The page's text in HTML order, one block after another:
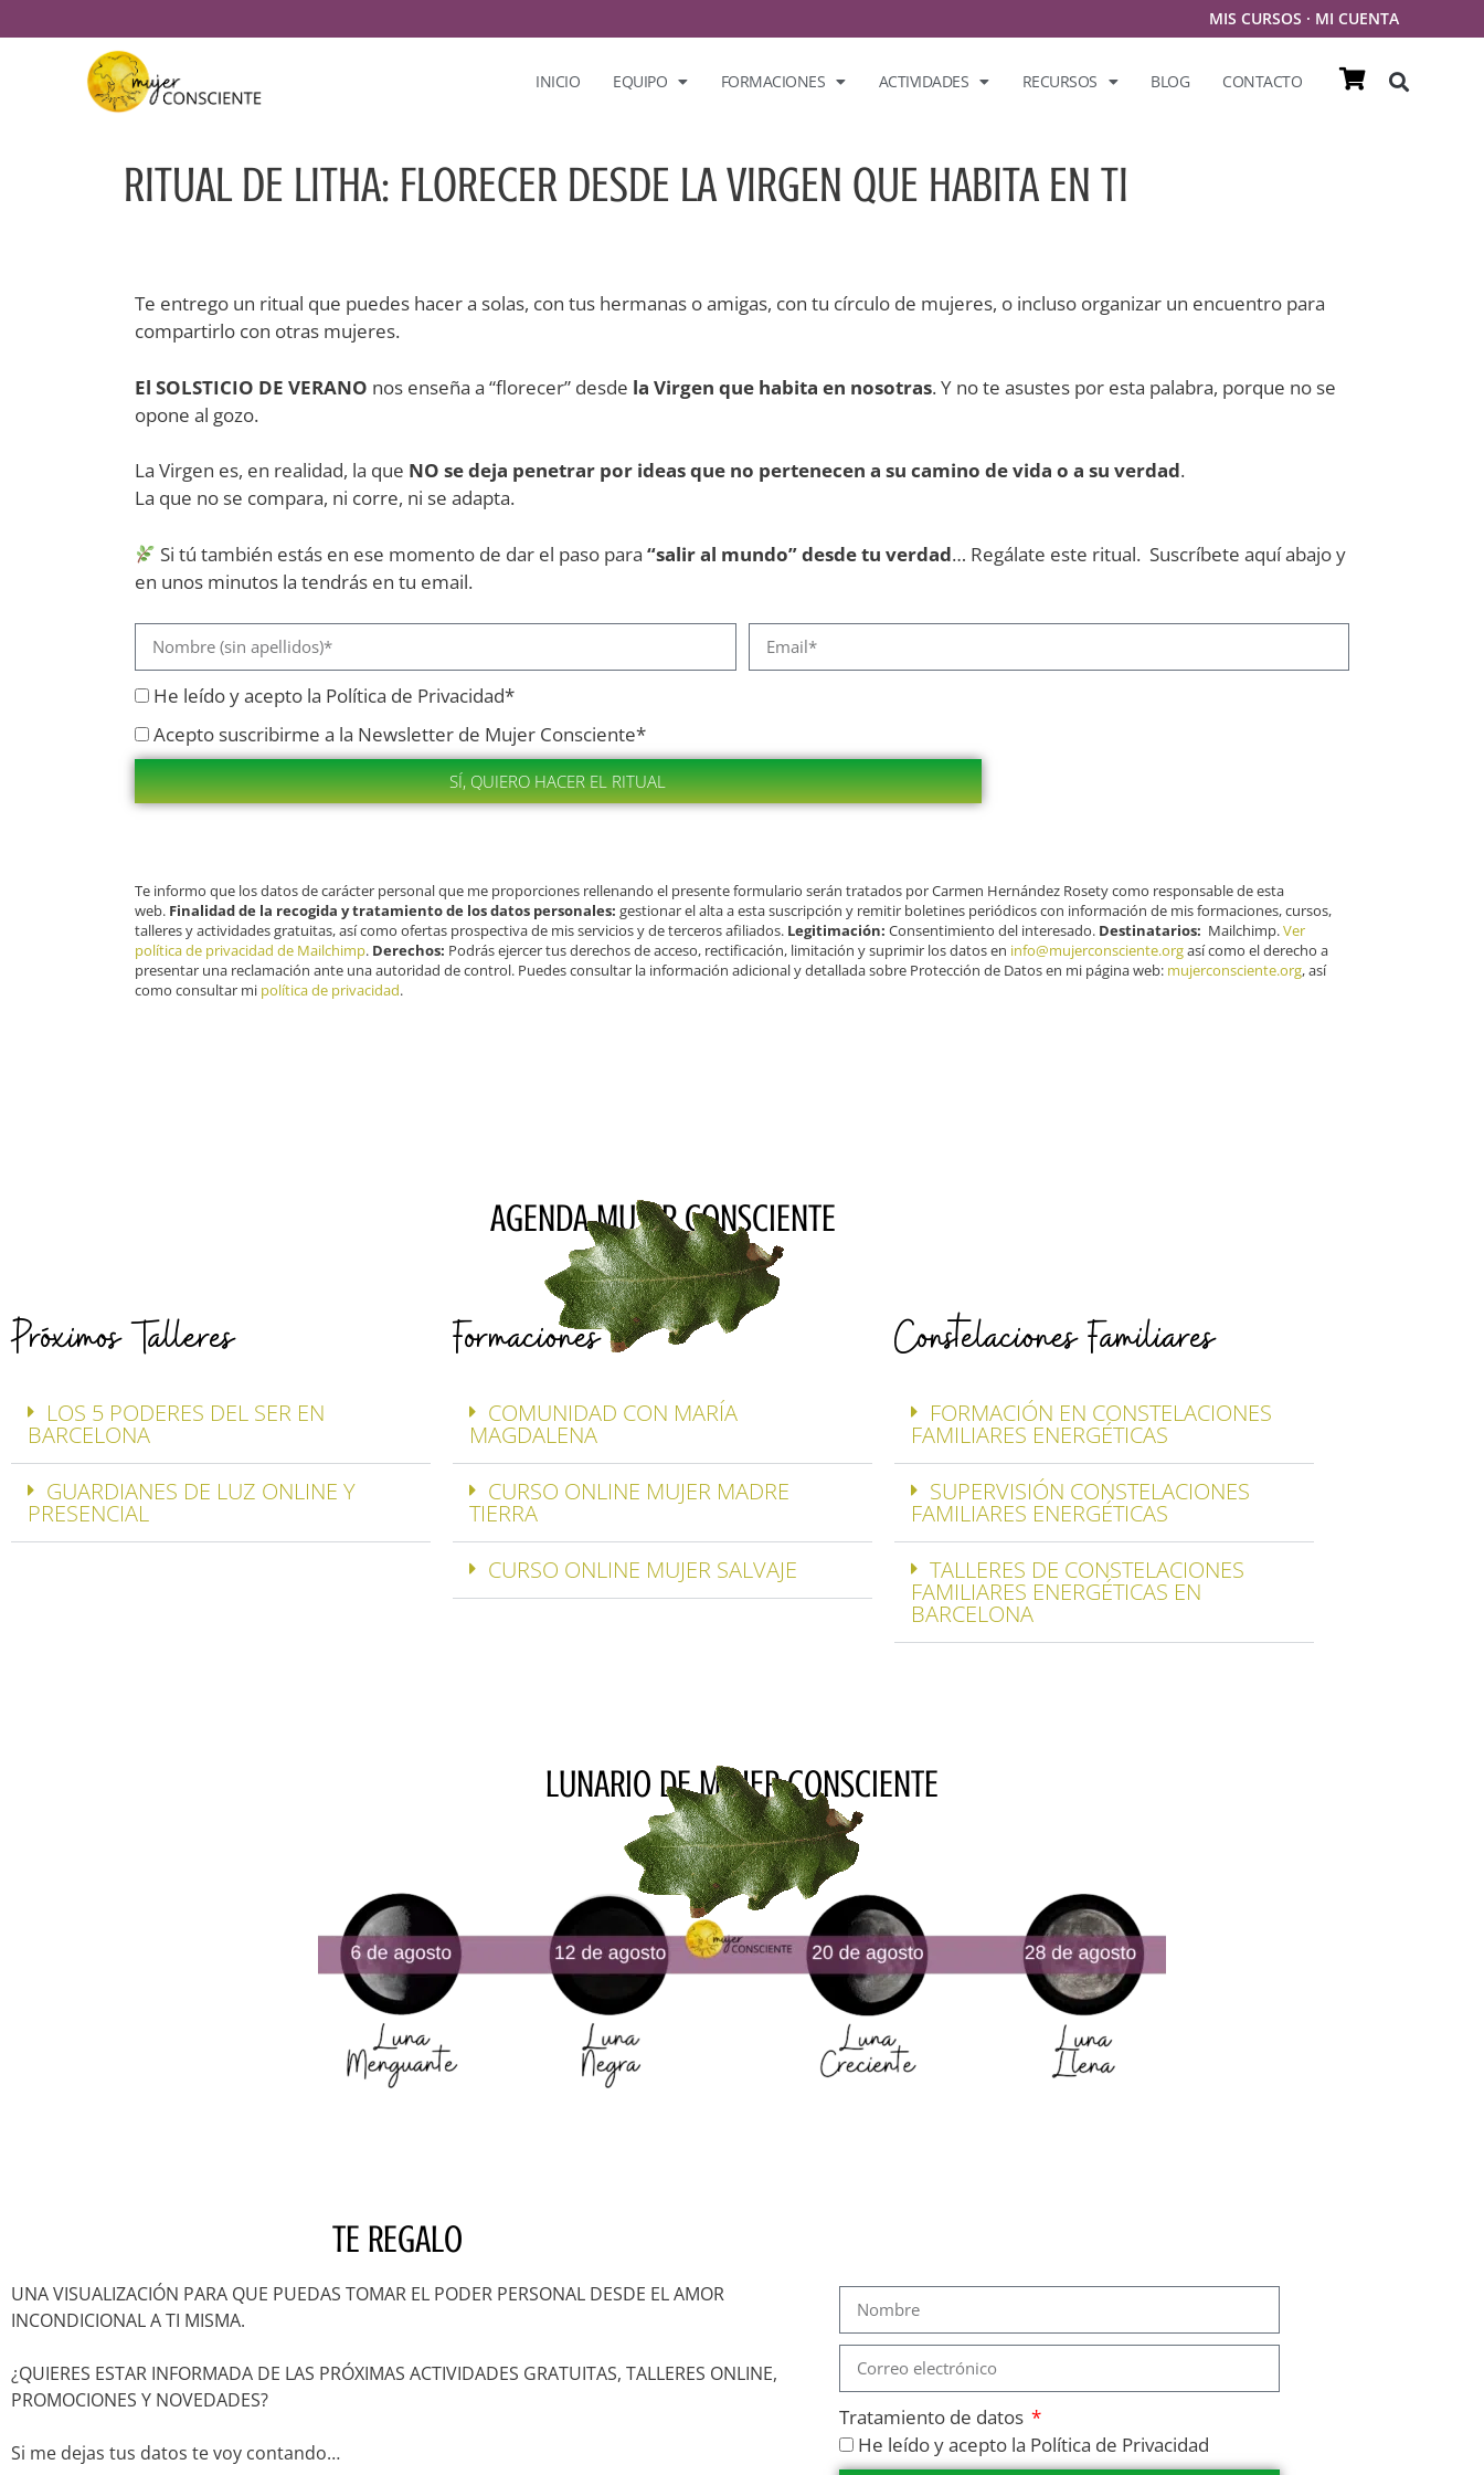
MIS CURSOS · MI CUENTA
INICIO EQUIPO FORMACIONES ACTIVIDADES RECURSOS BLOG CONTACTO
RITUAL DE LITHA: FLORECER DESDE LA VIRGEN QUE HABITA EN TI
Te entrego un ritual que puedes hacer a solas, con tus hermanas o amigas, con tu círculo de mujeres, o incluso organizar un encuentro para
compartirlo con otras mujeres.
El SOLSTICIO DE VERANO nos enseña a “florecer” desde la Virgen que habita en nosotras. Y no te asustes por esta palabra, porque no se
opone al gozo.
La Virgen es, en realidad, la que NO se deja penetrar por ideas que no pertenecen a su camino de vida o a su verdad.
La que no se compara, ni corre, ni se adapta.
Si tú también estás en ese momento de dar el paso para“salir al mundo” desde tu verdad… Regálate este ritual. Suscríbete aquí abajo y
en unos minutos la tendrás en tu email.
He leído y acepto la Política de Privacidad*
Acepto suscribirme a la Newsletter de Mujer Consciente*
SÍ, QUIERO HACER EL RITUAL
Te informo que los datos de carácter personal que me proporciones rellenando el presente formulario serán tratados por Carmen Hernández Rosety como responsable de esta
web. Finalidad de la recogida y tratamiento de los datos personales: gestionar el alta a esta suscripción y remitir boletines periódicos con información de mis formaciones, cursos,
talleres y actividades gratuitas, así como ofertas prospectiva de mis servicios y de terceros afiliados. Legitimación: Consentimiento del interesado. Destinatarios: Mailchimp.Ver
política de privacidad de Mailchimp. Derechos: Podrás ejercer tus derechos de acceso, rectificación, limitación y suprimir los datos en info@mujerconsciente.orgasí como el derecho a
presentar una reclamación ante una autoridad de control. Puedes consultar la información adicional y detallada sobre Protección de Datos en mi página web: mujerconsciente.org, así
como consultar mi política de privacidad.
AGENDA MUJER CONSCIENTE
Próximos Talleres
LOS 5 PODERES DEL SER EN
BARCELONA
GUARDIANES DE LUZ ONLINE Y
PRESENCIAL
Formaciones
COMUNIDAD CON MARÍA
MAGDALENA
CURSO ONLINE MUJER MADRE
TIERRA
CURSO ONLINE MUJER SALVAJE
Constelaciones Familiares
FORMACIÓN EN CONSTELACIONES
FAMILIARES ENERGÉTICAS
SUPERVISIÓN CONSTELACIONES
FAMILIARES ENERGÉTICAS
TALLERES DE CONSTELACIONES
FAMILIARES ENERGÉTICAS EN
BARCELONA
LUNARIO DE MUJER CONSCIENTE
TE REGALO
UNA VISUALIZACIÓN PARA QUE PUEDAS TOMAR EL PODER PERSONAL DESDE EL AMOR
INCONDICIONAL A TI MISMA.
¿QUIERES ESTAR INFORMADA DE LAS PRÓXIMAS ACTIVIDADES GRATUITAS, TALLERES ONLINE,
PROMOCIONES Y NOVEDADES?
Si me dejas tus datos te voy contando…
Tratamiento de datos
He leído y acepto la Política de Privacidad